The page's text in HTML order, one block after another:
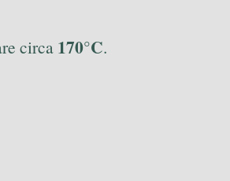
circa 170°C.